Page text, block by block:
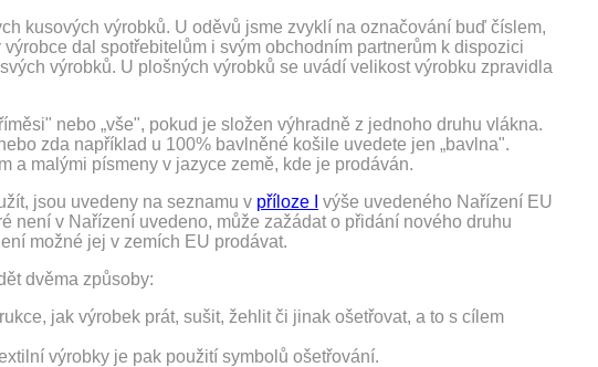
kusových výrobků. U oděvů jsme zvyklí na označování buď číslem,
dal spotřebitelům i svým obchodním partnerům k dispozici
výrobků. U plošných výrobků se uvádí velikost výrobku zpravidla
nebo „vše", pokud je složen výhradně z jednoho druhu vlákna.
zda například u 100% bavlněné košile uvedete jen „bavlna".
a malými písmeny v jazyce země, kde je prodáván.
jsou uvedeny na seznamu v příloze I
výše uvedeného Nařízení EU
není v Nařízení uvedeno, může zažádat o přidání nového druhu
možné jej v zemích EU prodávat.
dvěma způsoby:
jak výrobek prát, sušit, žehlit či jinak ošetřovat, a to s cílem
výrobky je pak použití symbolů ošetřování.